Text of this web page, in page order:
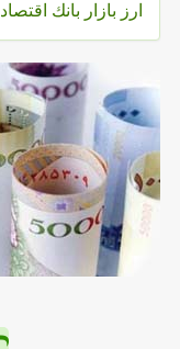
ارز بازار بانك اقتصاد